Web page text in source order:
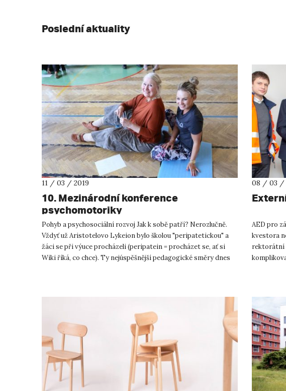
Poslední aktuality
11 / 03 / 2019
10. Mezinárodní konference
psychomotoriky
Pohyb a psychosociální rozvoj Jak k sobě patří? Nerozlučně.
Vždyť už Aristotelovo Lykeion bylo školou "peripatetickou" a
žáci se při výuce procházeli (peripatein = procházet se, ať si
Wiki říká, co chce). Ty nejúspěšnější pedagogické směry dnes
08 / 03 /
AED pro
kvestora
rektorátní